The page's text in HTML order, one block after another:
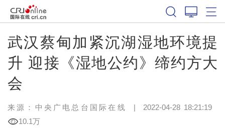
武汉蔡甸加紧沉湖湿地环境提
升 迎接《湿地公约》缔约方大
会
来源： 中央广电总台国际在线 | 2022-04-28 18:21:19
10.1万